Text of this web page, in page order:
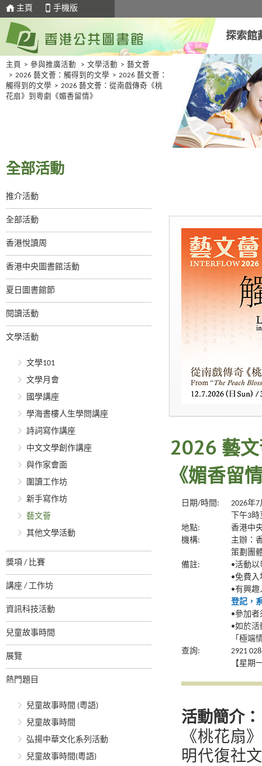
主頁 手機版
探索館
主頁 > 參與推廣活動 > 文學活動 > 藝文薈
> 2026 藝文薈：觸得到的文學 > 2026 藝文薈：
觸得到的文學 > 2026 藝文薈：從南戲傳奇《桃
花扇》到粵劇《媚香留情》
全部活動
推介活動
全部活動
香港悅讀周
香港中央圖書館活動
夏日圖書館節
閱讀活動
文學活動
文學101
文學月會
國學講座
學海書樓人生學問講座
詩詞寫作講座
中文文學創作講座
與作家會面
圍讀工作坊
新手寫作坊
藝文薈
其他文學活動
獎項 / 比賽
講座 / 工作坊
資訊科技活動
兒童故事時間
展覽
熱門題目
兒童故事時間 (粵語)
兒童故事時間
弘揚中華文化系列活動
兒童故事時間(粵語)
2026 藝文
《媚香留
日期/時間:
2026年
下午3
地點:
香港中
機構:
主辦：
策劃團
備註:
•活動
•免費
•有興
登記，
•參加
•如於
「極端
查詢:
2921
【星期
活動簡介：
《桃花扇
明代復社